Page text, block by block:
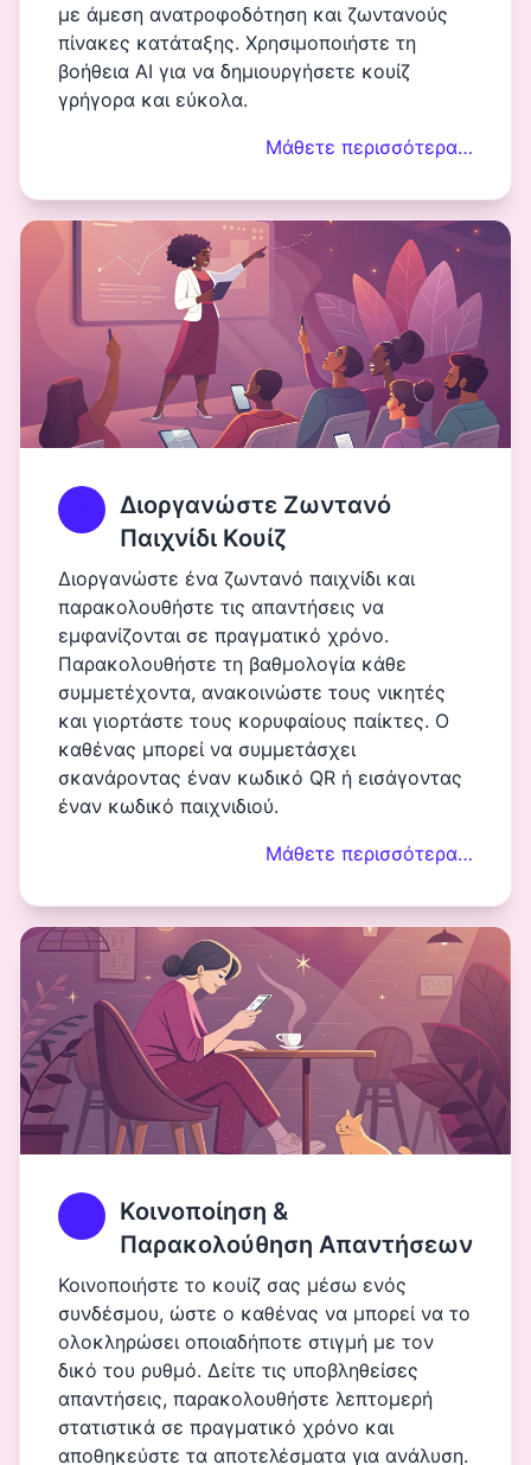
με άμεση ανατροφοδότηση και ζωντανούς
πίνακες κατάταξης. Χρησιμοποιήστε τη
βοήθεια AI για να δημιουργήσετε κουίζ
γρήγορα και εύκολα.
Μάθετε περισσότερα…
Διοργανώστε Ζωντανό
Παιχνίδι Κουίζ
Διοργανώστε ένα ζωντανό παιχνίδι και
παρακολουθήστε τις απαντήσεις να
εμφανίζονται σε πραγματικό χρόνο.
Παρακολουθήστε τη βαθμολογία κάθε
συμμετέχοντα, ανακοινώστε τους νικητές
και γιορτάστε τους κορυφαίους παίκτες. Ο
καθένας μπορεί να συμμετάσχει
σκανάροντας έναν κωδικό QR ή εισάγοντας
έναν κωδικό παιχνιδιού.
Μάθετε περισσότερα…
Κοινοποίηση &
Παρακολούθηση Απαντήσεων
Κοινοποιήστε το κουίζ σας μέσω ενός
συνδέσμου, ώστε ο καθένας να μπορεί να το
ολοκληρώσει οποιαδήποτε στιγμή με τον
δικό του ρυθμό. Δείτε τις υποβληθείσες
απαντήσεις, παρακολουθήστε λεπτομερή
στατιστικά σε πραγματικό χρόνο και
αποθηκεύστε τα αποτελέσματα για ανάλυση.